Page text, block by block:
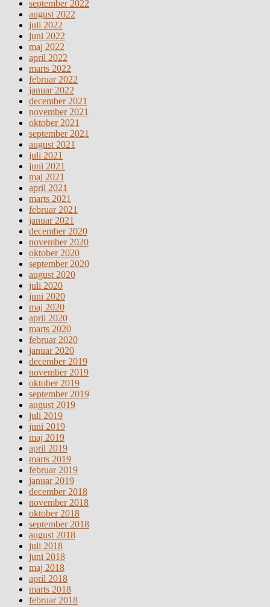
september 2022
august 2022
juli 2022
juni 2022
maj 2022
april 2022
marts 2022
februar 2022
januar 2022
december 2021
november 2021
oktober 2021
september 2021
august 2021
juli 2021
juni 2021
maj 2021
april 2021
marts 2021
februar 2021
januar 2021
december 2020
november 2020
oktober 2020
september 2020
august 2020
juli 2020
juni 2020
maj 2020
april 2020
marts 2020
februar 2020
januar 2020
december 2019
november 2019
oktober 2019
september 2019
august 2019
juli 2019
juni 2019
maj 2019
april 2019
marts 2019
februar 2019
januar 2019
december 2018
november 2018
oktober 2018
september 2018
august 2018
juli 2018
juni 2018
maj 2018
april 2018
marts 2018
februar 2018